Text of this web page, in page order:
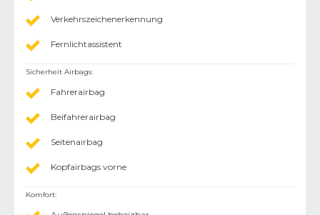
Verkehrszeichenerkennung
Fernlichtassistent
Sicherheit Airbags:
Fahrerairbag
Beifahrerairbag
Seitenairbag
Kopfairbags vorne
Komfort: